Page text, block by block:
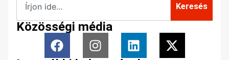
Keresés
Közösségi média